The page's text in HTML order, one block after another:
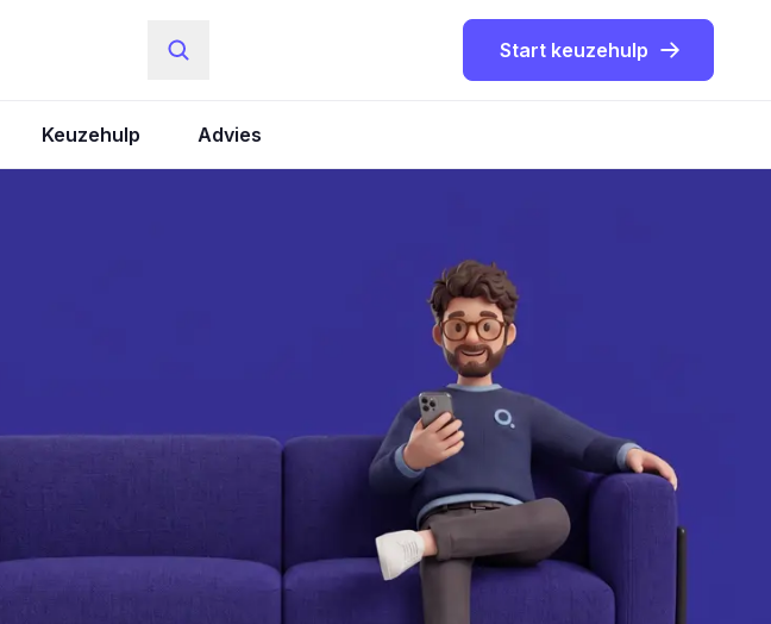
Start keuzehulp
Keuzehulp Advies